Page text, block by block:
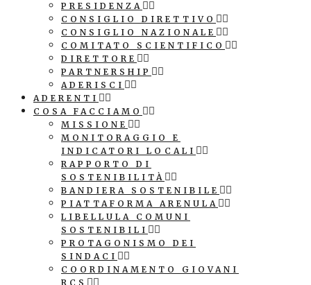
PRESIDENZA
CONSIGLIO DIRETTIVO
CONSIGLIO NAZIONALE
COMITATO SCIENTIFICO
DIRETTORE
PARTNERSHIP
ADERISCI
ADERENTI
COSA FACCIAMO
MISSIONE
MONITORAGGIO E
INDICATORI LOCALI
RAPPORTO DI
SOSTENIBILITÀ
BANDIERA SOSTENIBILE
PIATTAFORMA ARENULA
LIBELLULA COMUNI
SOSTENIBILI
PROTAGONISMO DEI
SINDACI
COORDINAMENTO GIOVANI
RCS